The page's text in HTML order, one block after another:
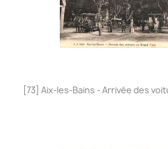
[73] Aix-les-Bains - Arrivée des